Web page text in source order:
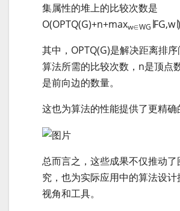
集属性的堆上的比较次数是
O(OPTQ(G)+n+max⁡w∈WG ∣FG,w∣)
其中，OPTQ(G)是解决距离排
算法所需的比较次数，n是顶点
是前向边的数量。
这也为算法的性能提供了更精确
总而言之，这些成果不仅推动
究，也为实际应用中的算法设计
视角和工具。